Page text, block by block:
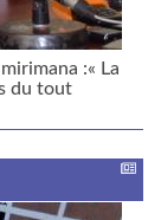
:« La
du tout